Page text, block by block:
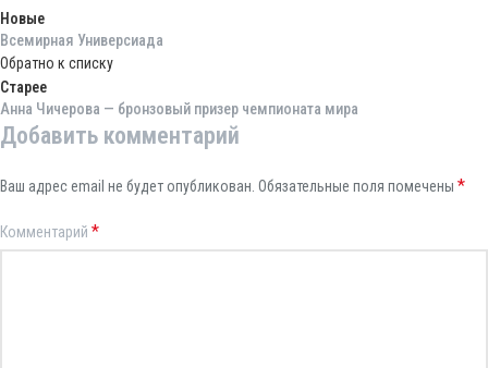
Новые
Всемирная Универсиада
Обратно к списку
Старее
Анна Чичерова — бронзовый призер чемпионата мира
Добавить комментарий
Ваш адрес email не будет опубликован. Обязательные поля помечены *
Комментарий *